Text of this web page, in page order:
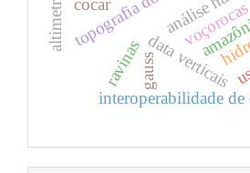
data verticais
voçorocas
ravinas
interoperabilidade de
cocar
gauss